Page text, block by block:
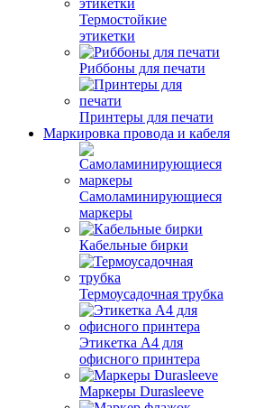
Термостойкие
этикетки
Риббоны для печати
Принтеры для печати
Маркировка провода и кабеля
Самоламинирующиеся
маркеры
Кабельные бирки
Термоусадочная трубка
Этикетка А4 для
офисного принтера
Маркеры Durasleeve